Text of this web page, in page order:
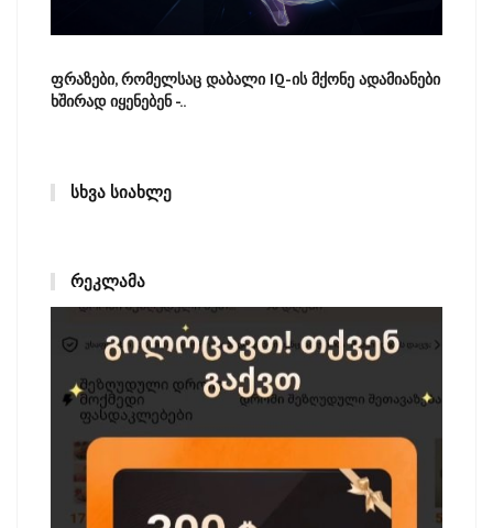
ფრაზები, რომელსაც დაბალი IQ-ის მქონე ადამიანები
ხშირად იყენებენ -..
ᲡᲮᲕᲐ ᲡᲘᲐᲮᲚᲔ
ᲠᲔᲙᲚᲐᲛᲐ